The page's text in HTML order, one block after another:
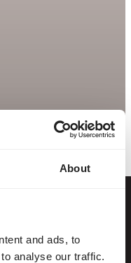
About
and ads, to
analyse our traffic.
tău